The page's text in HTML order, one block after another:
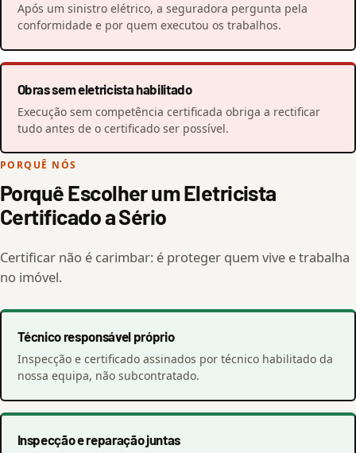
Após um sinistro elétrico, a seguradora pergunta pela
conformidade e por quem executou os trabalhos.
Obras sem eletricista habilitado
Execução sem competência certificada obriga a rectificar
tudo antes de o certificado ser possível.
PORQUÊ NÓS
Porquê Escolher um Eletricista
Certificado a Sério
Certificar não é carimbar: é proteger quem vive e trabalha
no imóvel.
Técnico responsável próprio
Inspecção e certificado assinados por técnico habilitado da
nossa equipa, não subcontratado.
Inspecção e reparação juntas